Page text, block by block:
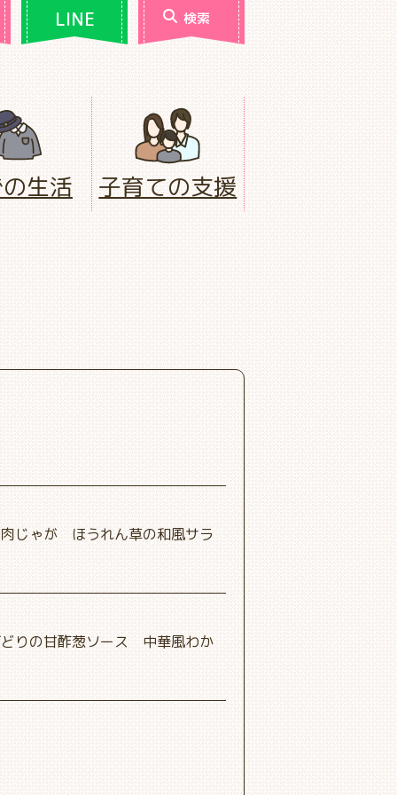
LINE 検索
生活 子育ての支援
ゃが ほうれん草の和風サラ
の甘酢葱ソース 中華風わか